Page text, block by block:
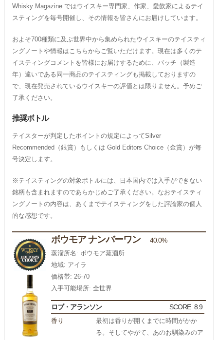
Whisky Magazine ではウイスキー専門家、作家、愛飲家によるテイ
スティングを毎号開催し、その情報を皆さんにお届けしています。
およそ700種類に及ぶ世界中から集められたウイスキーのテイスティ
ングノートや情報はこちらからご覧いただけます。現在は多くのテ
イスティングコメントを皆様にお届けするために、バッチ（製造
年）違いである同一商品のテイスティングも掲載しておりますの
で、現在発売されているウイスキーの評価とは限りません。予めご
了承ください。
推奨ボトル
テイスターが判定したポイントの規定によってSilver
Recommended（銀賞）もしくは Gold Editors Choice（金賞）が毎
号決定します。
※テイスティングの対象ボトルには、日本国内では入手ができない
銘柄も含まれますのであらかじめご了承ください。なおテイスティ
ングノートの内容は、あくまでテイスティングをした評論家の個人
的な感想です。
ボウモア ナンバーワン 40.0%
蒸溜所名: ボウモア蒸溜所
地域: アイラ
価格帯: 26-70
入手可能場所: 全世界
ロブ・アランソン SCORE 8.9
香り
最初は香りが開くまでに時間がかか
る。そしてやがて、あのお馴染みのア